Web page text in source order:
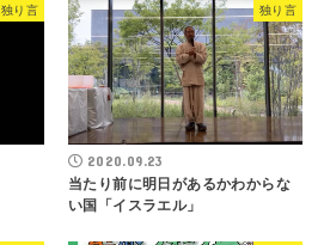
独り言 独り言
2020.09.23
当たり前に明日があるかわからな
い国「イスラエル」